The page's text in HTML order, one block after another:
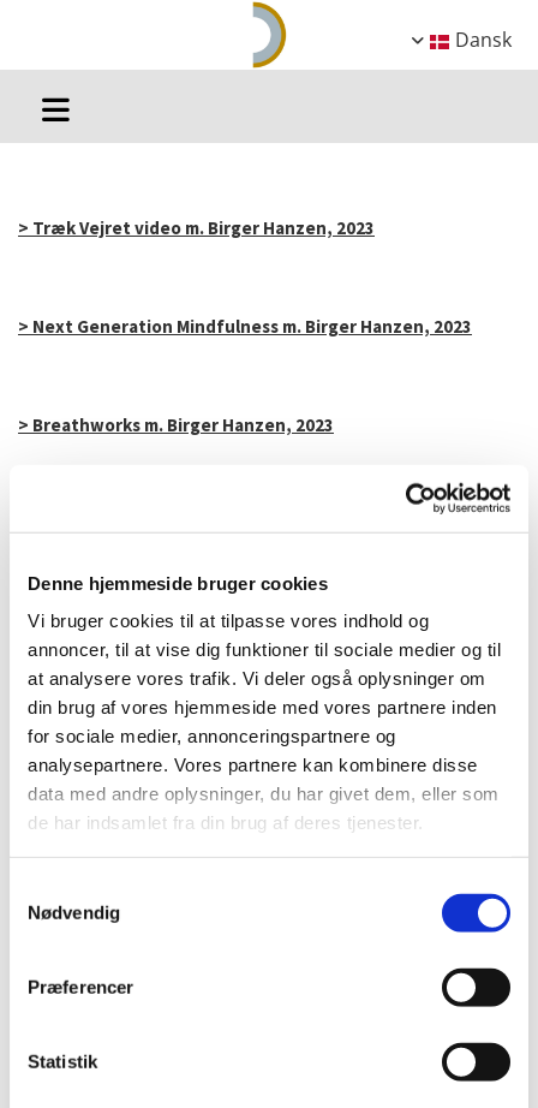
Denne hjemmeside bruger cookies
Vi bruger cookies til at tilpasse vores indhold og
annoncer, til at vise dig funktioner til sociale medier og til
at analysere vores trafik. Vi deler også oplysninger om
din brug af vores hjemmeside med vores partnere inden
for sociale medier, annonceringspartnere og
analysepartnere. Vores partnere kan kombinere disse
data med andre oplysninger, du har givet dem, eller som
de har indsamlet fra din brug af deres tjenester.
Nødvendig
Præferencer
Statistik
Dansk
> Træk Vejret video m. Birger Hanzen, 2023
> Next Generation Mindfulness m. Birger Hanzen, 2023
> Breathworks m. Birger Hanzen, 2023
> Oplæg ved Peter Ott, Kaløvig Centret, 2020
> Forskning ved Frederik Kirk, Kaløvig Centret, 2020
> Nordisk Wilson Symposium 2017; powerpoints
> Neurologisk Wilson, transplantation eller hvad? af Thomas
> Wilson status, Skærbæk, af Peter Ott, 16. september 2017